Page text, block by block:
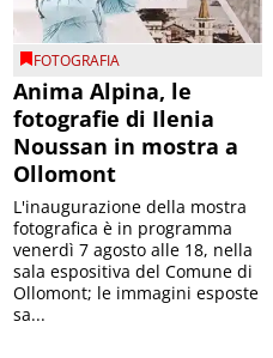
FOTOGRAFIA
Anima Alpina, le
fotografie di Ilenia
Noussan in mostra a
Ollomont
L'inaugurazione della mostra
fotografica è in programma
venerdì 7 agosto alle 18, nella
sala espositiva del Comune di
Ollomont; le immagini esposte
sa...